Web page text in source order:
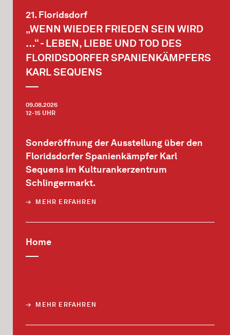
21. Floridsdorf
„WENN WIEDER FRIEDEN SEIN WIRD
…“ - LEBEN, LIEBE UND TOD DES
FLORIDSDORFER SPANIENKÄMPFERS
KARL SEQUENS
09.08.2026
12-15 UHR
Sonderöffnung der Ausstellung über den
Floridsdorfer Spanienkämpfer Karl
Sequens im Kulturankerzentrum
Schlingermarkt.
MEHR ERFAHREN
Home
MEHR ERFAHREN